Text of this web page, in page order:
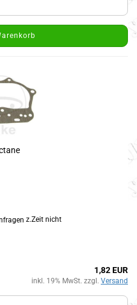
z.Zeit nicht
1,82 EUR
inkl. 19% MwSt. zzgl. Versand